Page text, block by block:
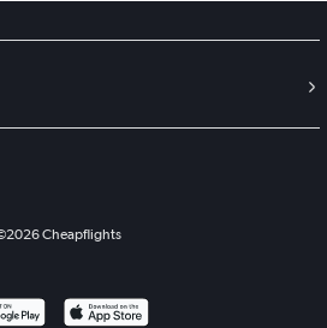
2026Cheapflights